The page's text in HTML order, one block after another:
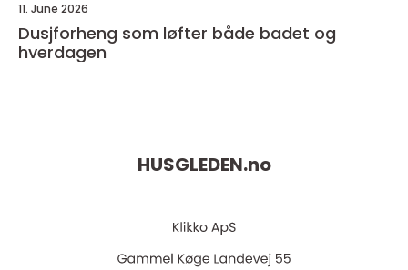
11. June 2026
Dusjforheng som løfter både badet og
hverdagen
HUSGLEDEN.no